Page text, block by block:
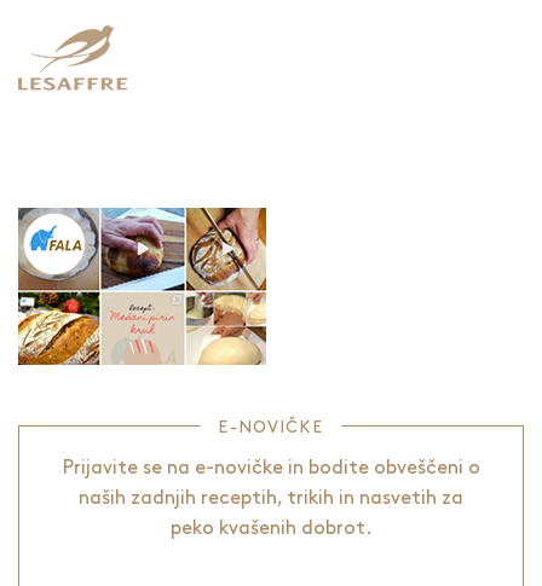
E-NOVIČKE
Prijavite se na e-novičke in bodite obveščeni o
naših zadnjih receptih, trikih in nasvetih za
peko kvašenih dobrot.